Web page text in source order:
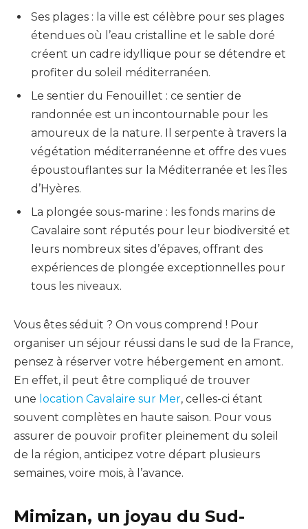
Ses plages : la ville est célèbre pour ses plages
étendues où l’eau cristalline et le sable doré
créent un cadre idyllique pour se détendre et
profiter du soleil méditerranéen.
Le sentier du Fenouillet : ce sentier de
randonnée est un incontournable pour les
amoureux de la nature. Il serpente à travers la
végétation méditerranéenne et offre des vues
époustouflantes sur la Méditerranée et les îles
d’Hyères.
La plongée sous-marine : les fonds marins de
Cavalaire sont réputés pour leur biodiversité et
leurs nombreux sites d’épaves, offrant des
expériences de plongée exceptionnelles pour
tous les niveaux.
Vous êtes séduit ? On vous comprend ! Pour
organiser un séjour réussi dans le sud de la France,
pensez à réserver votre hébergement en amont.
En effet, il peut être compliqué de trouver
une location Cavalaire sur Mer, celles-ci étant
souvent complètes en haute saison. Pour vous
assurer de pouvoir profiter pleinement du soleil
de la région, anticipez votre départ plusieurs
semaines, voire mois, à l’avance.
Mimizan, un joyau du Sud-